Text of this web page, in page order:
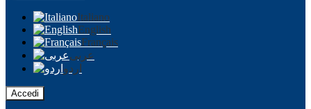
Italiano
English
Français
عربى
اردو
Accedi